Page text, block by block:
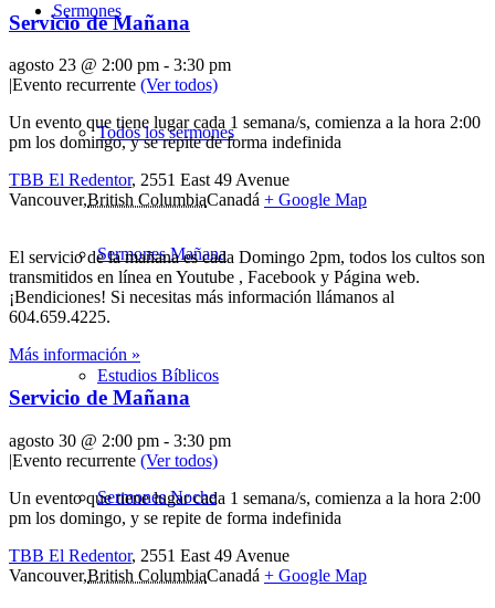
Sermones
Todos los sermones
Sermones Mañana
Estudios Bíblicos
Sermones Noche
Servicio de Mañana
agosto 23 @ 2:00 pm - 3:30 pm
|Evento recurrente (Ver todos)
Un evento que tiene lugar cada 1 semana/s, comienza a la hora 2:00
pm los domingo, y se repite de forma indefinida
TBB El Redentor, 2551 East 49 Avenue
Vancouver,British ColumbiaCanadá + Google Map
El servicio de la mañana es cada Domingo 2pm, todos los cultos son
transmitidos en línea en Youtube , Facebook y Página web.
¡Bendiciones! Si necesitas más información llámanos al
604.659.4225.
Más información »
Servicio de Mañana
agosto 30 @ 2:00 pm - 3:30 pm
|Evento recurrente (Ver todos)
Un evento que tiene lugar cada 1 semana/s, comienza a la hora 2:00
pm los domingo, y se repite de forma indefinida
TBB El Redentor, 2551 East 49 Avenue
Vancouver,British ColumbiaCanadá + Google Map